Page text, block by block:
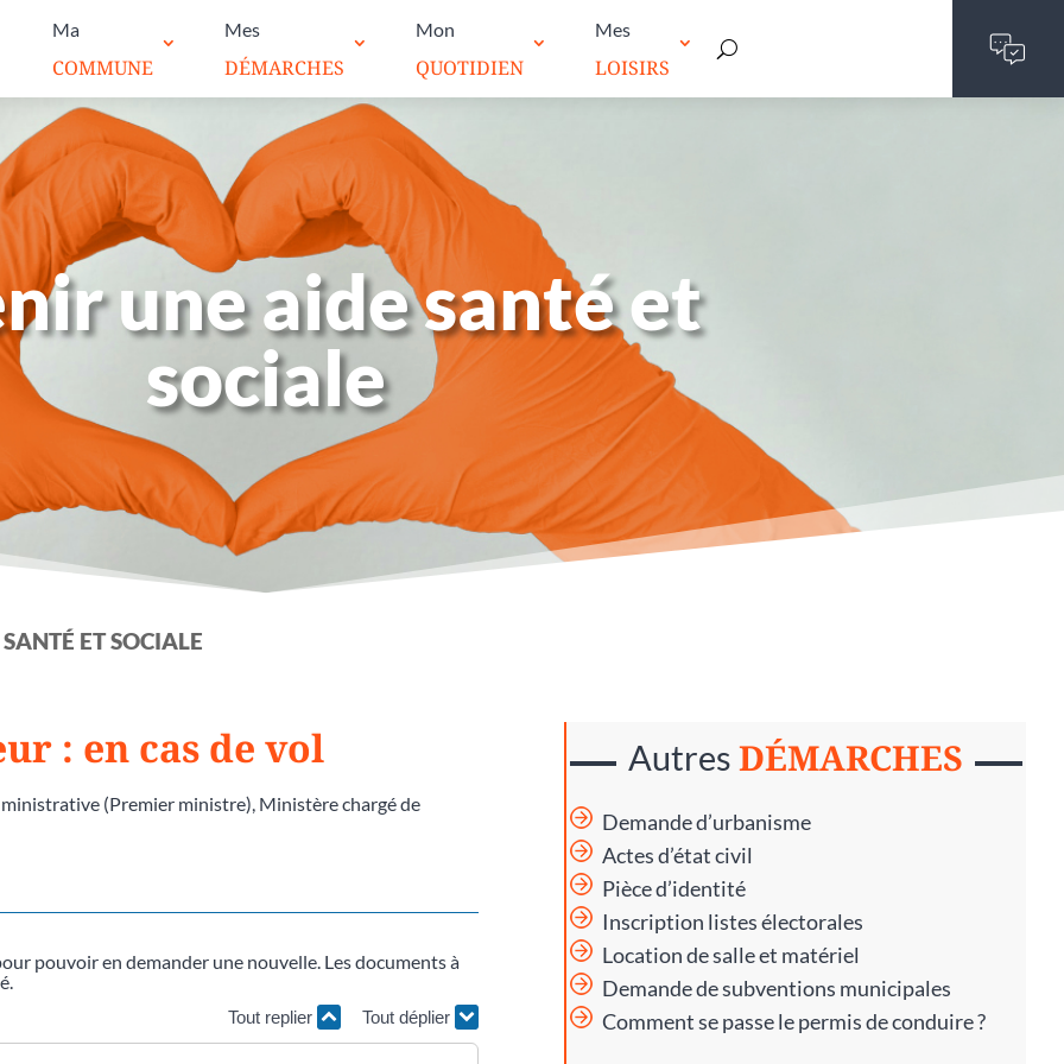
Ma
COMMUNE
Mes
DÉMARCHES
Mon
QUOTIDIEN
Mes
LOISIRS
une aide santé et
sociale
ET SOCIALE
: en cas de vol
(Premier ministre), Ministère chargé de
pouvoir en demander une nouvelle. Les documents à
Tout replier Tout déplier
AutresDÉMARCHES
Demande d’urbanisme
Actes d’état civil
Pièce d’identité
Inscription listes électorales
Location de salle et matériel
Demande de subventions municipales
Comment se passe le permis de conduire ?